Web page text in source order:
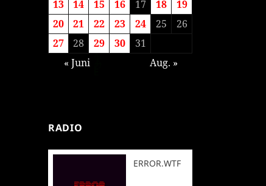
13
14 15 16 17 18
19
20
21 22 23 24 25
26
27
28 29 30
31
« Juni
Aug. »
RADIO
ERROR.WTF